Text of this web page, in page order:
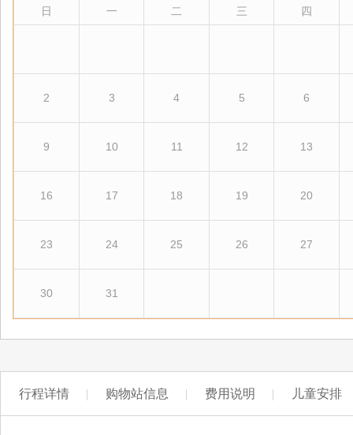
日 一 二 三 四
2 3 4 5 6
9 10 11 12 13
16 17 18 19 20
23 24 25 26 27
30 31
行程详情 购物站信息 费用说明 儿童安排